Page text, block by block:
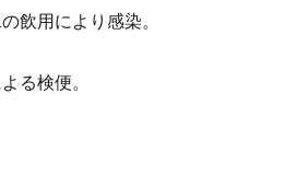
飲用により感染。
る検便。